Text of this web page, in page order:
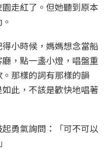
走紅了。但她聽到原本
得小時候，媽媽想念當船
，點一盞小燈，唱盤重
那樣的詞有那樣的韻
此，不該是歡快地唱著
勇氣詢問：「可不可以